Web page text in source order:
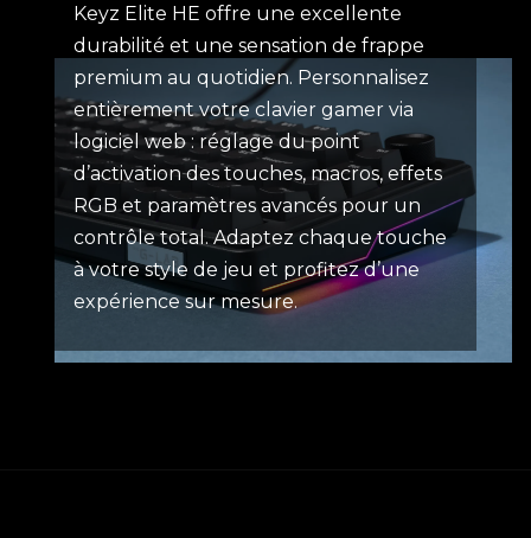
Keyz Elite HE offre une excellente
durabilité et une sensation de frappe
premium au quotidien. Personnalisez
entièrement votre clavier gamer via
logiciel web : réglage du point
d’activation des touches, macros, effets
RGB et paramètres avancés pour un
contrôle total. Adaptez chaque touche
à votre style de jeu et profitez d’une
expérience sur mesure.